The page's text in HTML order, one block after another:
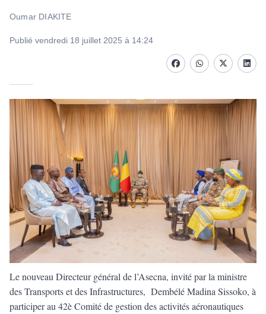
Oumar DIAKITE
Publié vendredi 18 juillet 2025 à 14:24
FacebookwhatsappTwitter
Le nouveau Directeur général de l’Asecna, invité par la ministre
des Transports et des Infrastructures, Dembélé Madina Sissoko, à
participer au 42è Comité de gestion des activités aéronautiques